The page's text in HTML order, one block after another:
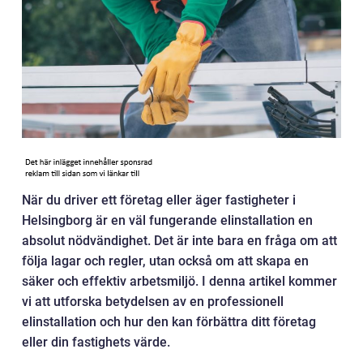
När du driver ett företag eller äger fastigheter i
Helsingborg är en väl fungerande elinstallation en
absolut nödvändighet. Det är inte bara en fråga om att
följa lagar och regler, utan också om att skapa en
säker och effektiv arbetsmiljö. I denna artikel kommer
vi att utforska betydelsen av en professionell
elinstallation och hur den kan förbättra ditt företag
eller din fastighets värde.